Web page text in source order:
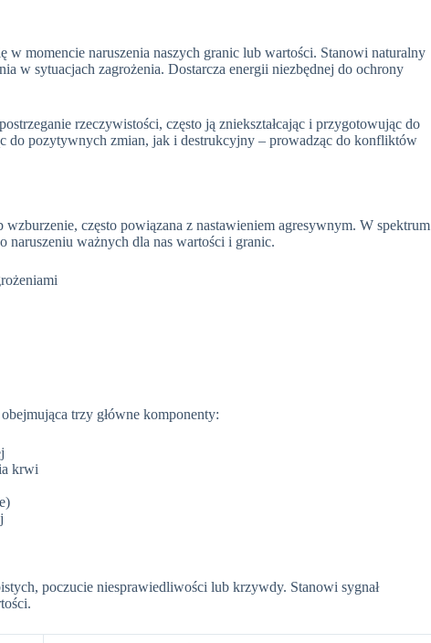
momencie naruszenia naszych granic lub wartości. Stanowi naturalny
w sytuacjach zagrożenia. Dostarcza energii niezbędnej do ochrony
rzeczywistości, często ją zniekształcając i przygotowując do
do pozytywnych zmian, jak i destrukcyjny – prowadząc do konfliktów
często powiązana z nastawieniem agresywnym. W spektrum
ważnych dla nas wartości i granic.
trzy główne komponenty:
krwi
poczucie niesprawiedliwości lub krzywdy. Stanowi sygnał